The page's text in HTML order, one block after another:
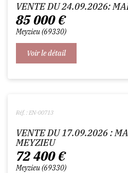
VENTE DU 24.09.2026:
85 000 €
Meyzieu 69330
Voir le détail
VENTE DU 17.09.2026 :
MEYZIEU
72 400 €
Meyzieu 69330
Réf. : EN-00713